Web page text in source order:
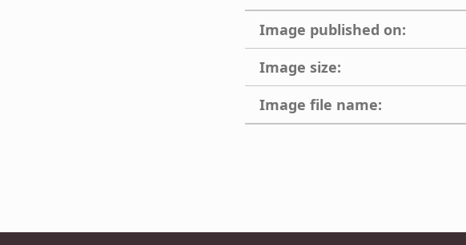
Image published on:
Image size:
Image file name: